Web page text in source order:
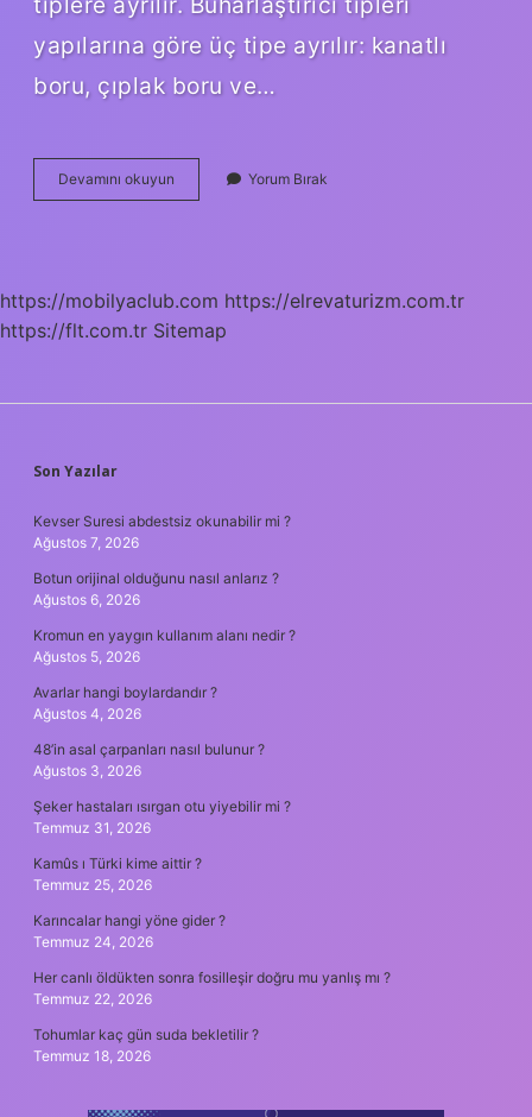
yapılarına göre üç tipe ayrılır: kanatlı
boru, çıplak boru ve…
Devamını okuyun Evaporatör
Seçimi
Yorum Bırak
https://mobilyaclub.com https://elrevaturizm.com.tr
https://flt.com.tr Sitemap
SIDEBAR
Son Yazılar
Kevser Suresi abdestsiz okunabilir mi ?
Ağustos 7, 2026
Botun orijinal olduğunu nasıl anlarız ?
Ağustos 6, 2026
Kromun en yaygın kullanım alanı nedir ?
Ağustos 5, 2026
Avarlar hangi boylardandır ?
Ağustos 4, 2026
48’in asal çarpanları nasıl bulunur ?
Ağustos 3, 2026
Şeker hastaları ısırgan otu yiyebilir mi ?
Temmuz 31, 2026
Kamûs ı Türki kime aittir ?
Temmuz 25, 2026
Karıncalar hangi yöne gider ?
Temmuz 24, 2026
Her canlı öldükten sonra fosilleşir doğru mu yanlış mı ?
Temmuz 22, 2026
Tohumlar kaç gün suda bekletilir ?
Temmuz 18, 2026